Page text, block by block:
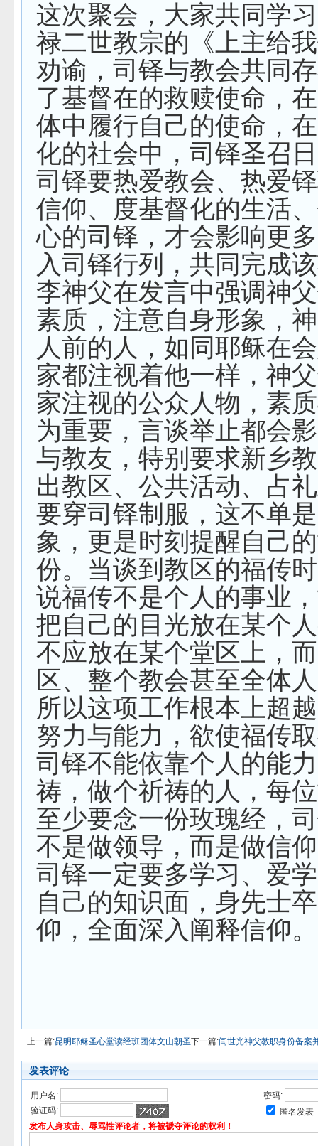
这次聚会，大家共同学
禄二世教宗的《上主给
劝谕，司铎与教会共同
了基督在的救赎使命，
体中履行自己的使命，
化的社会中，司铎圣召
司铎要热爱教会、热爱
信仰、度基督化的生活
心的司铎，才会影响更
入司铎行列，共同完成
李神父在发言中强调神
素质，注意自身形象，
人前的人，如同耶稣在
家都注视着他一样，神
家注视的公众人物，素
为重要，言谈举止都会
与教友，特别要求新乡
出教区、公共活动、占
要穿司铎制服，这不单
象，更是时刻提醒自己
份。当谈到教区的福传
说福传不是个人的事业
把自己的目光放在某个
不应放在某个堂区上，
区、整个教会甚至全体
所以这项工作根本上超
努力与能力，欲使福传
司铎不能依靠个人的能
祷，做个祈祷的人，每
至少要念一份玫瑰经，
不是做领导，而是做信
司铎一定要多学习、爱
自己的知识面，身先士
仰，全面深入阐释信仰。
上一篇:昆明耶稣圣心堂读经班团体文山朝圣下一篇:闫世光神父教职身份备案
发表评论
用户名:
密码:
验证码:
匿名发表
发布人身攻击、辱骂性评论者，将被褫夺评论的权利！